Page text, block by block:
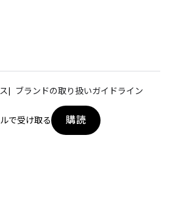
ブランドの取り扱いガイドライン
で受け取る
購読